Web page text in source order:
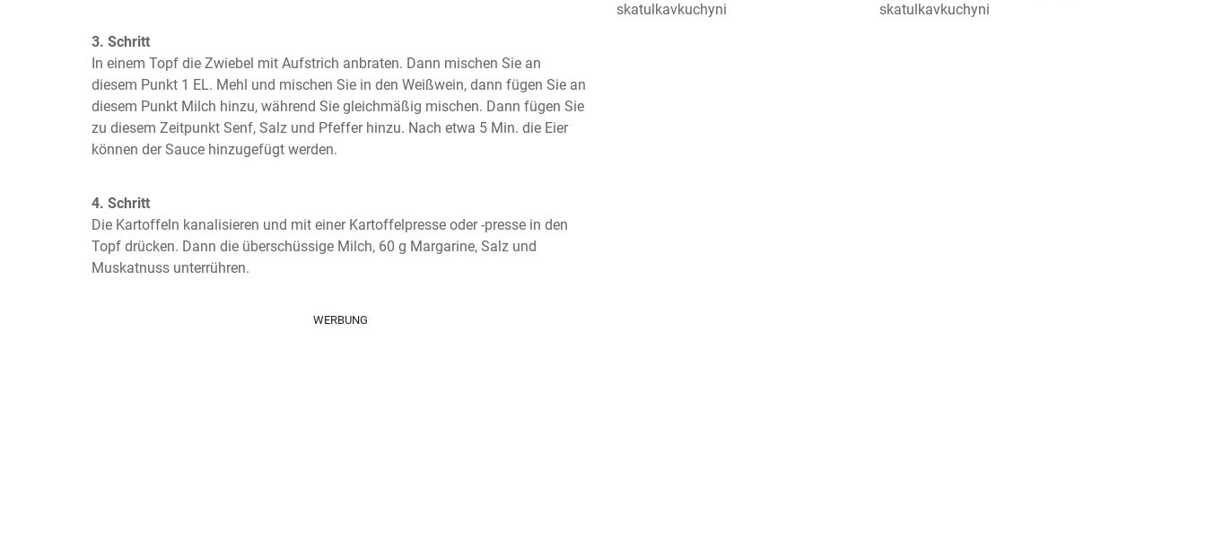
3. Schritt
In einem Topf die Zwiebel mit Aufstrich anbraten. Dann mischen Sie an
diesem Punkt 1 EL. Mehl und mischen Sie in den Weißwein, dann fügen Sie an
diesem Punkt Milch hinzu, während Sie gleichmäßig mischen. Dann fügen Sie
zu diesem Zeitpunkt Senf, Salz und Pfeffer hinzu. Nach etwa 5 Min. die Eier
können der Sauce hinzugefügt werden.
4. Schritt
Die Kartoffeln kanalisieren und mit einer Kartoffelpresse oder -presse in den
Topf drücken. Dann die überschüssige Milch, 60 g Margarine, Salz und
Muskatnuss unterrühren.
WERBUNG
skatulkavkuchyni skatulkavkuchyni